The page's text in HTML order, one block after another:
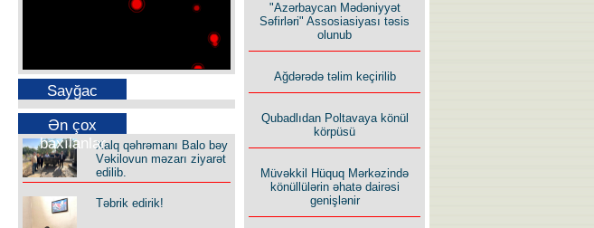
Sayğac
Ən çox
baxılanlarXalq qəhrəmanı Balo bəy
Vəkilovun məzarı ziyarət
edilib.
Təbrik edirik!
"Azərbaycan Mədəniyyət
Səfirləri" Assosiasiyası təsis
olunub
Ağdərədə təlim keçirilib
Qubadlıdan Poltavaya könül
körpüsü
Müvəkkil Hüquq Mərkəzində
könüllülərin əhatə dairəsi
genişlənir